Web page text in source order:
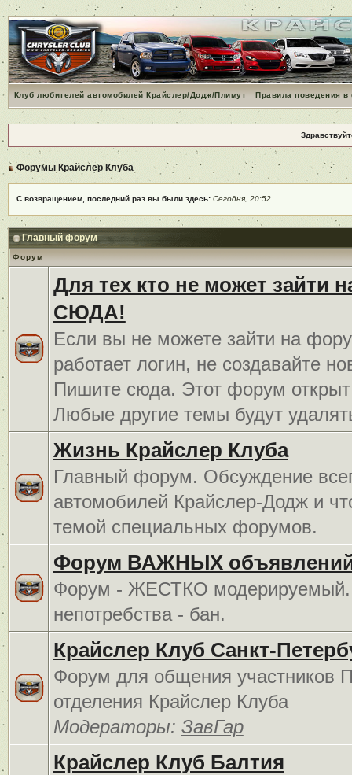
Клуб любителей автомобилей Крайслер/Додж/Плимут Правила поведения
Форумы Крайслер Клуба
С возвращением, последний раз вы были здесь: Сегодня, 20:52
Главный форум
Форум
Для тех кто не может зайти
СЮДА!
Если вы не можете зайти на
работает логин, не создавайте
Пишите сюда. Этот форум открыт
Любые другие темы будут
Жизнь Крайслер Клуба
Главный форум. Обсуждение
автомобилей Крайслер-Додж и
темой специальных форумов.
Форум ВАЖНЫХ
Форум - ЖЕСТКО
непотребства - бан.
Крайслер Клуб Санкт-
Форум для общения участников
отделения Крайслер Клуба
Модераторы: ЗавГар
Крайслер Клуб Балтия